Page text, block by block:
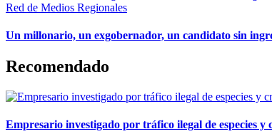
Red de Medios Regionales
Un millonario, un exgobernador, un candidato sin
Recomendado
Empresario investigado por tráfico ilegal de especies